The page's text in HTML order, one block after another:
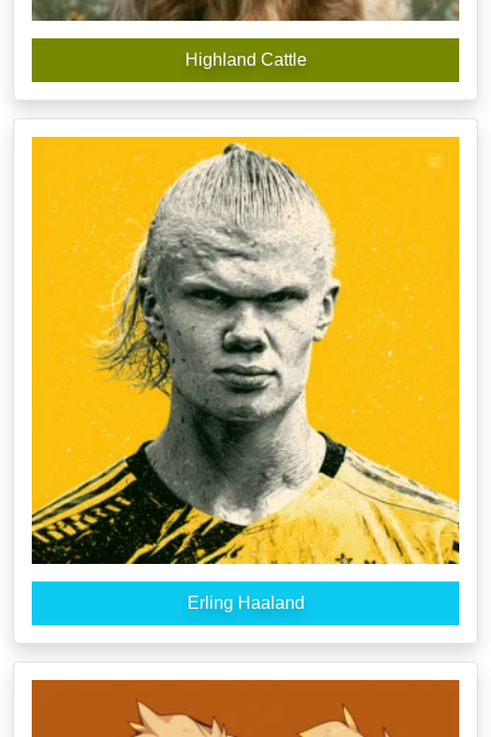
Highland Cattle
Erling Haaland